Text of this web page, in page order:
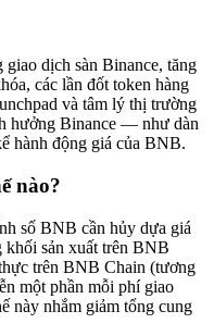
dịch sàn Binance, tăng
các lần đốt token hàng
và tâm lý thị trường
hưởng Binance — như dàn
hành động giá của BNB.
nào?
số BNB cần hủy dựa giá
sản xuất trên BNB
trên BNB Chain (tương
một phần mỗi phí giao
này nhắm giảm tổng cung